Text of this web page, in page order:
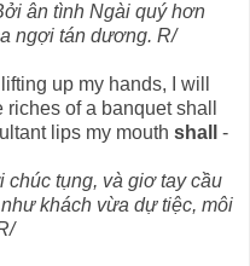
ân tình Ngài quý hơn
ngợi tán dương. R/
up my hands, I will
of a banquet shall
lips my mouth shall
-
chúc tụng, và giơ tay cầu
khách vừa dự tiệc, môi